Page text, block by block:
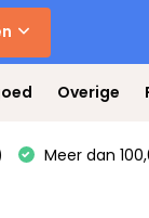
Overige
Meer dan